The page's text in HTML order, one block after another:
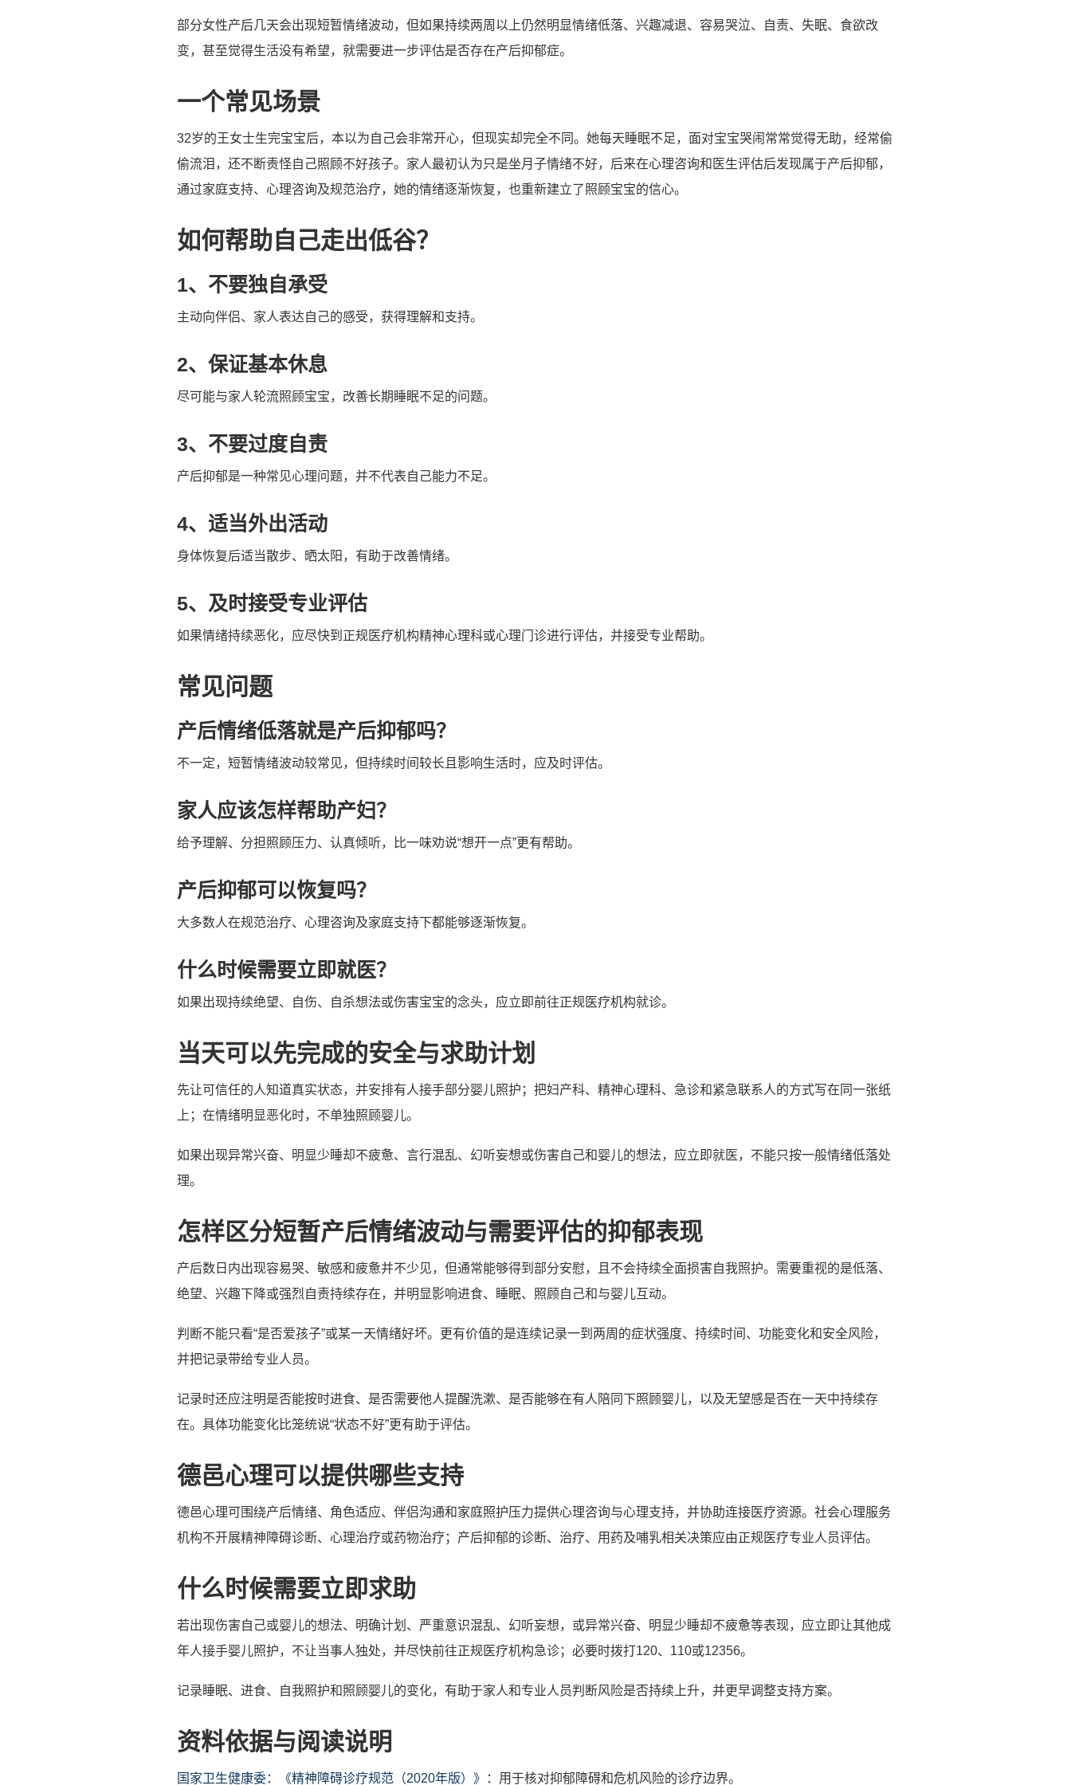
部分女性产后几天会出现短暂情绪波动，但如果持续两周以上仍然明显情绪低落、兴趣减退、容易哭泣、自责、失眠、食欲改
变，甚至觉得生活没有希望，就需要进一步评估是否存在产后抑郁症。
一个常见场景
32岁的王女士生完宝宝后，本以为自己会非常开心，但现实却完全不同。她每天睡眠不足，面对宝宝哭闹常常觉得无助，经常偷
偷流泪，还不断责怪自己照顾不好孩子。家人最初认为只是坐月子情绪不好，后来在心理咨询和医生评估后发现属于产后抑郁，
通过家庭支持、心理咨询及规范治疗，她的情绪逐渐恢复，也重新建立了照顾宝宝的信心。
如何帮助自己走出低谷？
1、不要独自承受
主动向伴侣、家人表达自己的感受，获得理解和支持。
2、保证基本休息
尽可能与家人轮流照顾宝宝，改善长期睡眠不足的问题。
3、不要过度自责
产后抑郁是一种常见心理问题，并不代表自己能力不足。
4、适当外出活动
身体恢复后适当散步、晒太阳，有助于改善情绪。
5、及时接受专业评估
如果情绪持续恶化，应尽快到正规医疗机构精神心理科或心理门诊进行评估，并接受专业帮助。
常见问题
产后情绪低落就是产后抑郁吗？
不一定，短暂情绪波动较常见，但持续时间较长且影响生活时，应及时评估。
家人应该怎样帮助产妇？
给予理解、分担照顾压力、认真倾听，比一味劝说“想开一点”更有帮助。
产后抑郁可以恢复吗？
大多数人在规范治疗、心理咨询及家庭支持下都能够逐渐恢复。
什么时候需要立即就医？
如果出现持续绝望、自伤、自杀想法或伤害宝宝的念头，应立即前往正规医疗机构就诊。
当天可以先完成的安全与求助计划
先让可信任的人知道真实状态，并安排有人接手部分婴儿照护；把妇产科、精神心理科、急诊和紧急联系人的方式写在同一张纸
上；在情绪明显恶化时，不单独照顾婴儿。
如果出现异常兴奋、明显少睡却不疲惫、言行混乱、幻听妄想或伤害自己和婴儿的想法，应立即就医，不能只按一般情绪低落处
理。
怎样区分短暂产后情绪波动与需要评估的抑郁表现
产后数日内出现容易哭、敏感和疲惫并不少见，但通常能够得到部分安慰，且不会持续全面损害自我照护。需要重视的是低落、
绝望、兴趣下降或强烈自责持续存在，并明显影响进食、睡眠、照顾自己和与婴儿互动。
判断不能只看“是否爱孩子”或某一天情绪好坏。更有价值的是连续记录一到两周的症状强度、持续时间、功能变化和安全风险，
并把记录带给专业人员。
记录时还应注明是否能按时进食、是否需要他人提醒洗漱、是否能够在有人陪同下照顾婴儿，以及无望感是否在一天中持续存
在。具体功能变化比笼统说“状态不好”更有助于评估。
德邑心理可以提供哪些支持
德邑心理可围绕产后情绪、角色适应、伴侣沟通和家庭照护压力提供心理咨询与心理支持，并协助连接医疗资源。社会心理服务
机构不开展精神障碍诊断、心理治疗或药物治疗；产后抑郁的诊断、治疗、用药及哺乳相关决策应由正规医疗专业人员评估。
什么时候需要立即求助
若出现伤害自己或婴儿的想法、明确计划、严重意识混乱、幻听妄想，或异常兴奋、明显少睡却不疲惫等表现，应立即让其他成
年人接手婴儿照护，不让当事人独处，并尽快前往正规医疗机构急诊；必要时拨打120、110或12356。
记录睡眠、进食、自我照护和照顾婴儿的变化，有助于家人和专业人员判断风险是否持续上升，并更早调整支持方案。
资料依据与阅读说明
国家卫生健康委：《精神障碍诊疗规范（2020年版）》 ：用于核对抑郁障碍和危机风险的诊疗边界。